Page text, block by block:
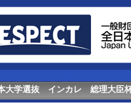
大学選抜 インカレ 総理大臣